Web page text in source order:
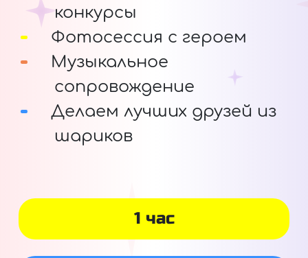
конкурсы
Фотосессия с героем
Музыкальное
сопровождение
Делаем лучших друзей из
шариков
1 час